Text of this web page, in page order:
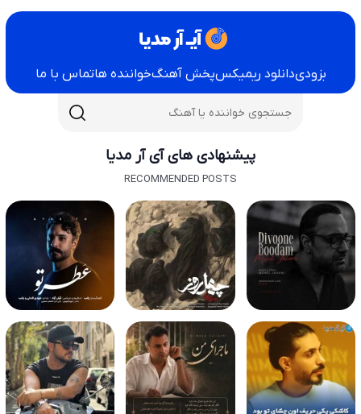
بزودیدانلود ریمیکسپخش آهنگخواننده هاتماس با ما
پیشنهادی های آی آر مدیا
RECOMMENDED POSTS